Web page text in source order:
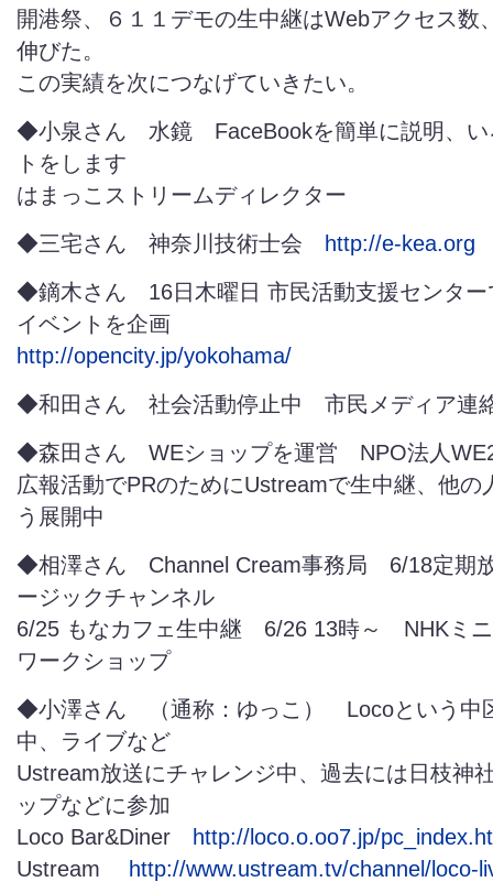
開港祭、６１１デモの生中継はWebアクセス数
伸びた。
この実績を次につなげていきたい。
◆小泉さん 水鏡 FaceBookを簡単に説明、い
トをします
はまっこストリームディレクター
◆三宅さん 神奈川技術士会
http://e-kea.org
◆鏑木さん 16日木曜日 市民活動支援センター
イベントを企画
http://opencity.jp/yokohama/
◆和田さん 社会活動停止中 市民メディア連
◆森田さん WEショップを運営 NPO法人
広報活動でPRのためにUstreamで生中継、他の
う展開中
◆相澤さん Channel Cream事務局 6/18定期
ージックチャンネル
6/25 もなカフェ生中継 6/26 13時～ NHKミ
ワークショップ
◆小澤さん （通称：ゆっこ） Locoという中
中、ライブなど
Ustream放送にチャレンジ中、過去には日枝神
ップなどに参加
Loco Bar&Diner
http://loco.o.oo7.jp/
Ustream
http://www.ustream.tv/channel/loco-